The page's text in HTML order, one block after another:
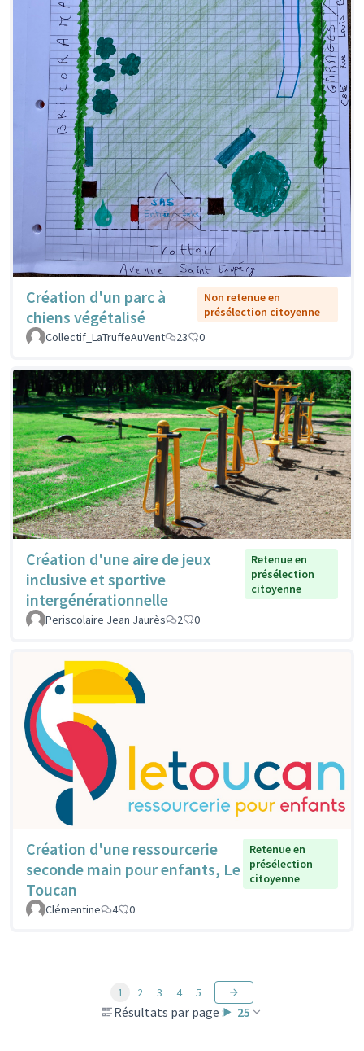
Création d'un parc à
chiens végétalisé
Non retenue en
présélection citoyenne
Collectif_LaTruffeAuVent
23 0
Création d'une aire de jeux
inclusive et sportive
intergénérationnelle
Retenue en
présélection
citoyenne
Periscolaire Jean Jaurès 2 0
Création d'une ressourcerie
seconde main pour enfants, Le
Toucan
Retenue en
présélection
citoyenne
Clémentine 4 0
Résultats par page : 25
1 2 3 4 5